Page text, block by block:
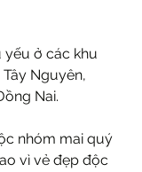
yếu ở các khu
Nguyên,
Nai.
nhóm mai quý
vì vẻ đẹp độc